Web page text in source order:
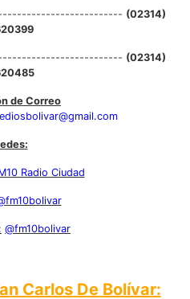
(02314)
(02314)
de Correo
Radio Ciudad
@fm10bolivar
Carlos De Bolívar: